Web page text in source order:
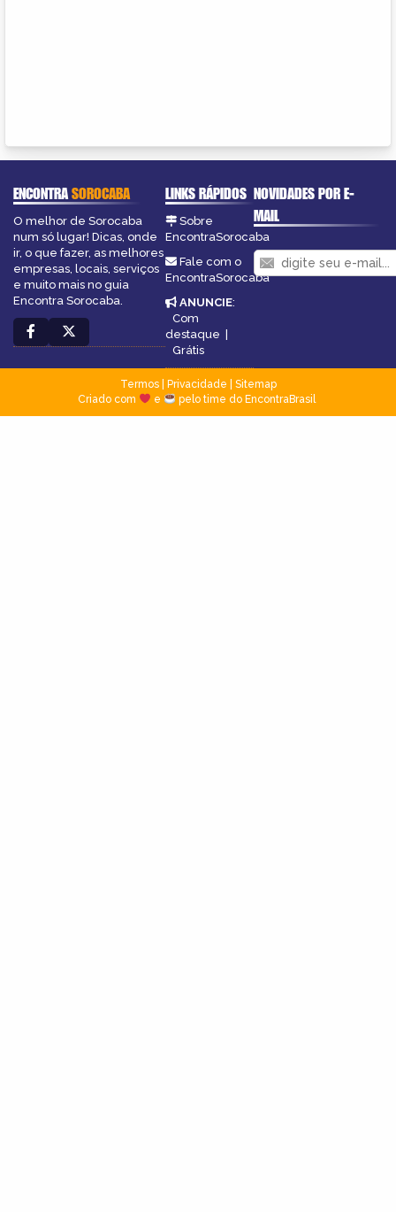
ENCONTRASOROCABA
O melhor de Sorocaba
num só lugar! Dicas, onde
ir, o que fazer, as melhores
empresas, locais, serviços
e muito mais no guia
Encontra Sorocaba.
LINKS RÁPIDOS
Sobre
EncontraSorocaba
Fale com o
EncontraSorocaba
ANUNCIE:
Com
destaque |
Grátis
NOVIDADES POR E-
MAIL
Termos| Privacidade
Sitemap
Criado com
e pelo time do EncontraBrasil